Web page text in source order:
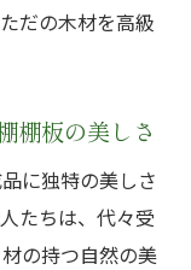
棚棚板の高
棚板
棚棚板
棚板
だの木材を高級
棚板の美しさ
に独特の美しさ
たちは、代々受
の持つ自然の美